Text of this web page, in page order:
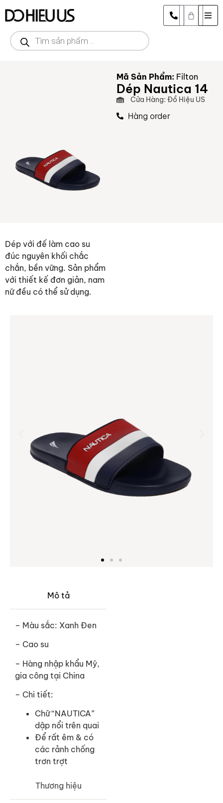
Mã Sản Phẩm: Filton
Dép Nautica 14
Cửa Hàng: Đồ Hiệu US
Hàng order
Dép với đế làm cao su
đúc nguyên khối chắc
chắn, bền vững. Sản phẩm
với thiết kế đơn giản, nam
nữ đều có thể sử dụng.
Mô tả
Thương hiệu
– Màu sắc: Xanh Đen
– Cao su
– Hàng nhập khẩu Mỹ,
gia công tại China
– Chi tiết:
Chữ “NAUTICA”
dập nổi trên quai
Để rất êm & có
các rảnh chống
trơn trợt